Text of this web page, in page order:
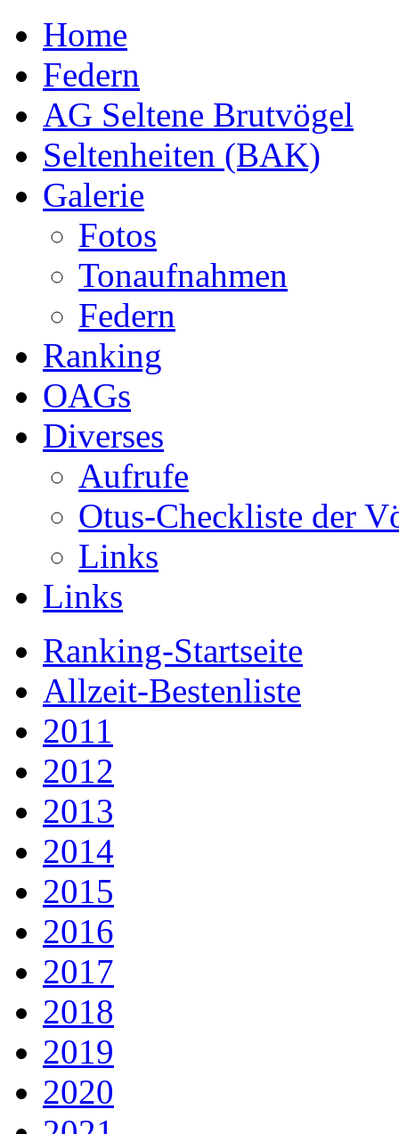
Home
Federn
AG Seltene Brutvögel
Seltenheiten (BAK)
Galerie
Fotos
Tonaufnahmen
Federn
Ranking
OAGs
Diverses
Aufrufe
Otus-Checkliste der
Links
Links
Ranking-Startseite
Allzeit-Bestenliste
2011
2012
2013
2014
2015
2016
2017
2018
2019
2020